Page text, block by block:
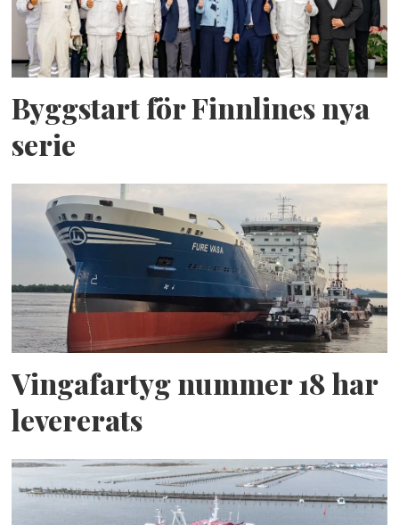
Byggstart för Finnlines nya
serie
Vingafartyg nummer 18 har
levererats